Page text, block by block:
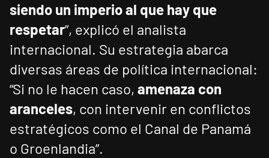
siendo un imperio al que hay que
respetar”, explicó el analista
internacional. Su estrategia abarca
diversas áreas de política internacional:
“Si no le hacen caso, amenaza con
aranceles, con intervenir en conflictos
estratégicos como el Canal de Panamá
o Groenlandia”.